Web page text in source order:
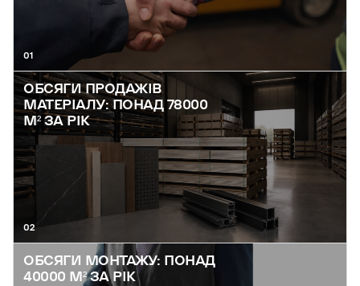
01
ОБСЯГИ ПРОДАЖІВ
МАТЕРІАЛУ: ПОНАД 78000
М² ЗА РІК
02
ОБСЯГИ МОНТАЖУ: ПОНАД
40000 М² ЗА РІК